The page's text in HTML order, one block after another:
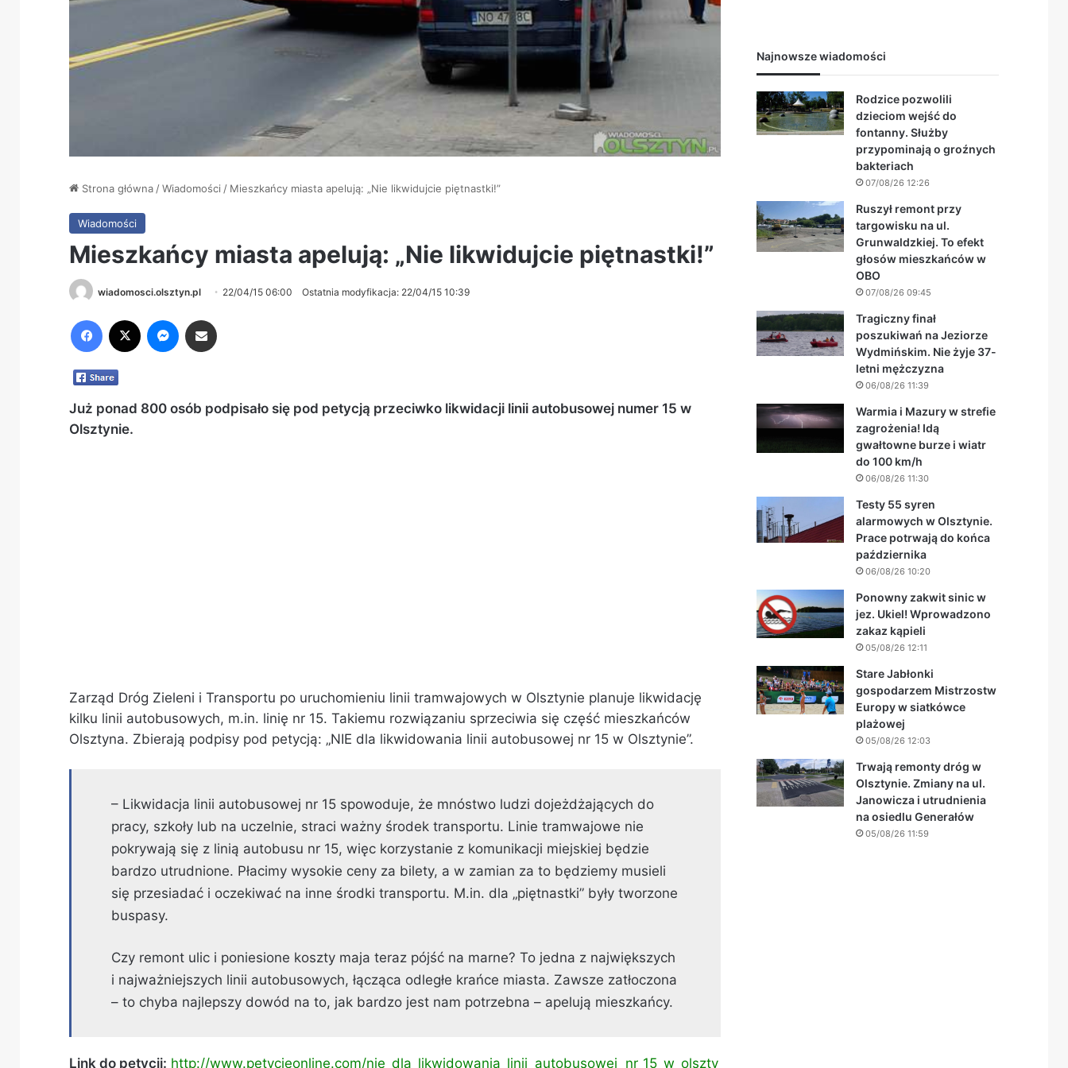
Strona główna /Wiadomości / Mieszkańcy miasta apelują: „Nie likwidujcie piętnastki!”
Wiadomości
Mieszkańcy miasta apelują: „Nie likwidujcie piętnastki!”
wiadomosci.olsztyn.pl 22/04/15 06:00 Ostatnia modyfikacja: 22/04/15 10:39
Już ponad 800 osób podpisało się pod petycją przeciwko likwidacji linii autobusowej numer 15 w
Olsztynie.
Zarząd Dróg Zieleni i Transportu po uruchomieniu linii tramwajowych w Olsztynie planuje likwidację
kilku linii autobusowych, m.in. linię nr 15. Takiemu rozwiązaniu sprzeciwia się część mieszkańców
Olsztyna. Zbierają podpisy pod petycją: „NIE dla likwidowania linii autobusowej nr 15 w Olsztynie”.
– Likwidacja linii autobusowej nr 15 spowoduje, że mnóstwo ludzi dojeżdżających do
pracy, szkoły lub na uczelnie, straci ważny środek transportu. Linie tramwajowe nie
pokrywają się z linią autobusu nr 15, więc korzystanie z komunikacji miejskiej będzie
bardzo utrudnione. Płacimy wysokie ceny za bilety, a w zamian za to będziemy musieli
się przesiadać i oczekiwać na inne środki transportu. M.in. dla „piętnastki” były tworzone
buspasy.
Czy remont ulic i poniesione koszty maja teraz pójść na marne? To jedna z największych
i najważniejszych linii autobusowych, łącząca odległe krańce miasta. Zawsze zatłoczona
– to chyba najlepszy dowód na to, jak bardzo jest nam potrzebna – apelują mieszkańcy.
Link do petycji: http://www.petycjeonline.com/nie_dla_likwidowania_linii_ autobusowej_nr_15_w_olszty
Najnowsze wiadomości
Rodzice pozwolili
dzieciom wejść do
fontanny. Służby
przypominają o groźnych
bakteriach
07/08/26 12:26
Ruszył remont przy
targowisku na ul.
Grunwaldzkiej. To efekt
głosów mieszkańców w
OBO
07/08/26 09:45
Tragiczny finał
poszukiwań na Jeziorze
Wydmińskim. Nie żyje 37-
letni mężczyzna
06/08/26 11:39
Warmia i Mazury w strefie
zagrożenia! Idą
gwałtowne burze i wiatr
do 100 km/h
06/08/26 11:30
Testy 55 syren
alarmowych w Olsztynie.
Prace potrwają do końca
października
06/08/26 10:20
Ponowny zakwit sinic w
jez. Ukiel! Wprowadzono
zakaz kąpieli
05/08/26 12:11
Stare Jabłonki
gospodarzem Mistrzostw
Europy w siatkówce
plażowej
05/08/26 12:03
Trwają remonty dróg w
Olsztynie. Zmiany na ul.
Janowicza i utrudnienia
na osiedlu Generałów
05/08/26 11:59